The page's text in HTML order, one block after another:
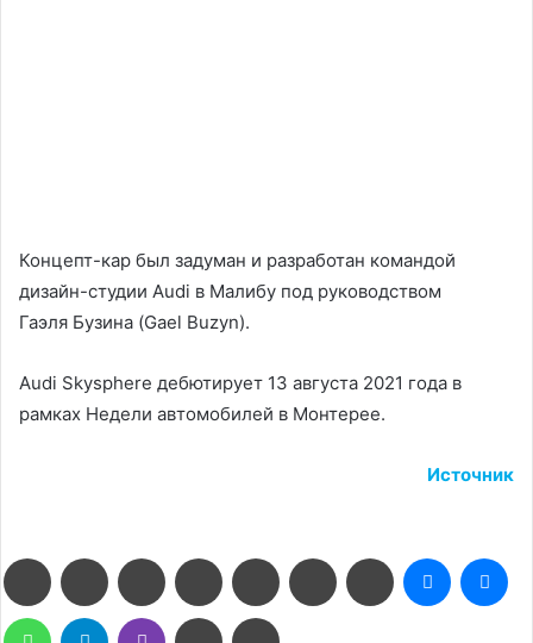
Концепт-кар был задуман и разработан командой
дизайн-студии Audi в Малибу под руководством
Гаэля Бузина (Gael Buzyn).
Audi Skysphere дебютирует 13 августа 2021 года в
рамках Недели автомобилей в Монтерее.
Источник
FacebookTwitter LinkedIn Pinterest Reddit ВконтактеОдноклассники
Messenger
WhatsAppTelegram Viber
Поделиться